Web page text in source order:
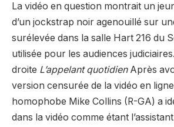
La vidéo en question montrait un
d’un jockstrap noir agenouillé sur
surélevée dans la salle Hart 216 du
utilisée pour les audiences
droite L’appelant quotidienAprès
version censurée de la vidéo en
homophobe Mike Collins (R-GA) a
dans la vidéo comme étant